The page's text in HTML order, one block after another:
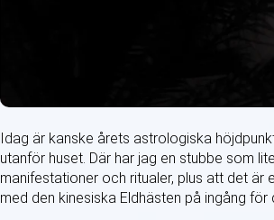
Idag är kanske årets astrologiska
utanför huset. Där har jag en stubbe som
manifestationer och ritualer, plus att det
med den kinesiska Eldhästen på ingång för